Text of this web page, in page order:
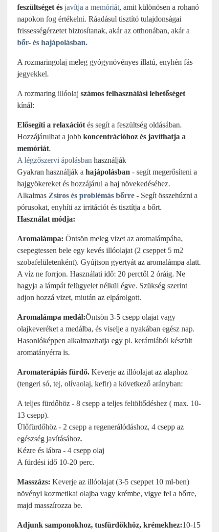
feszültséget és javítja a memóriát, amit különösen a rohanó
napokon fog értékelni. Ráadásul tisztító tulajdonságai
frissességérzetet biztosítanak, akár az otthonában, akár a
bőr- és hajápolásban.
A rozmaringolaj meleg gyógynövényes illatú, enyhén fás
jegyekkel.
A rozmaring illóolaj számos felhasználási lehetőséget
kínál:
Elősegíti a relaxációt és segít a feszültség oldásában.
Hozzájárulhat a jobb koncentrációhoz és javíthatja a
memóriát.
A légzőszervi ápolásban használják
Gyakran használják a hajápolásban - segít megerősíteni a
hajgyökereket és hozzájárul a haj növekedéséhez.
Alkalmas Zsíros és problémás bőrre - Segít összehúzni a
pórusokat, enyhíti az irritációt és tisztítja a bőrt.
Használat módja:
Aromalámpa: Öntsön meleg vizet az aromalámpába,
csepegtessen bele egy kevés illóolajat (2 cseppet 5 m2
szobafelületenként). Gyújtson gyertyát az aromalámpa alatt.
A víz ne forrjon. Használati idő: 20 perctől 2 óráig. Ne
hagyja a lámpát felügyelet nélkül égve. Szükség szerint
adjon hozzá vizet, miután az elpárolgott.
Aromalámpa medál:Öntsön 3-5 csepp olajat vagy
olajkeveréket a medálba, és viselje a nyakában egész nap.
Hasonlóképpen alkalmazhatja egy pl. kerámiából készült
aromatányérra is.
Aromaterápiás fürdő. Keverje az illóolajat az alaphoz
(tengeri só, tej, olívaolaj, kefir) a következő arányban:
A teljes fürdőhöz - 8 csepp a teljes feltöltődéshez ( max. 10-
13 csepp).
Ülőfürdőhöz - 2 csepp a regenerálódáshoz, 4 csepp az
egészség javításához.
Kézre és lábra - 4 csepp olaj
A fürdési idő 10-20 perc.
Masszázs: Keverje az illóolajat (3-5 cseppet 10 ml-ben)
növényi kozmetikai olajba vagy krémbe, vigye fel a bőrre,
majd masszírozza be.
Adjunk samponokhoz, tusfürdőkhöz, krémekhez:10-15